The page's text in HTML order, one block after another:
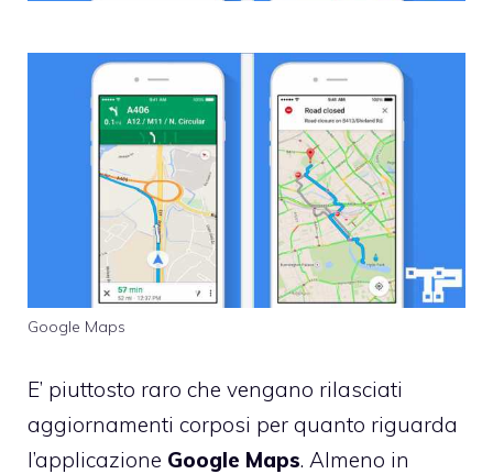
Google Maps
E’ piuttosto raro che vengano rilasciati
aggiornamenti corposi per quanto riguarda
l’applicazione Google Maps. Almeno in